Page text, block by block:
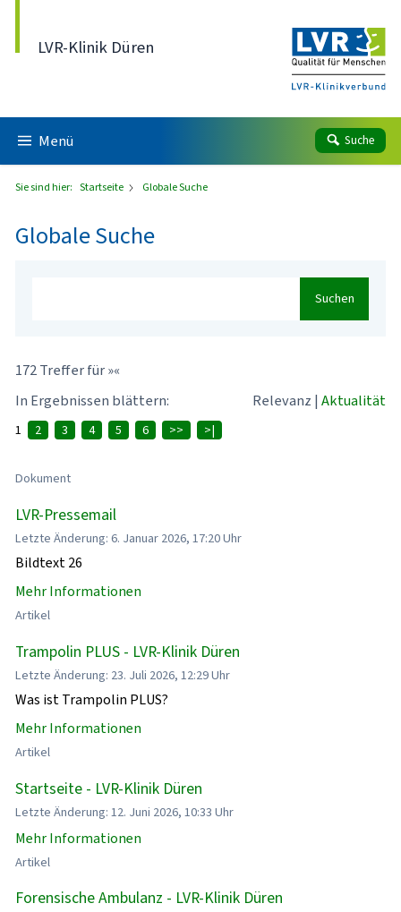
LVR-Klinik Düren
Menü Suche
Sie sind hier: Startseite Globale Suche
Globale Suche
Suchen
172 Treffer für »«
In Ergebnissen blättern:
Relevanz | Aktualität
1 2 3 4 5 6 >> >|
Dokument
LVR-Pressemail
Letzte Änderung: 6. Januar 2026, 17:20 Uhr
Bildtext 26
Mehr Informationen
Artikel
Trampolin PLUS - LVR-Klinik Düren
Letzte Änderung: 23. Juli 2026, 12:29 Uhr
Was ist Trampolin PLUS?
Mehr Informationen
Artikel
Startseite - LVR-Klinik Düren
Letzte Änderung: 12. Juni 2026, 10:33 Uhr
Mehr Informationen
Artikel
Forensische Ambulanz - LVR-Klinik Düren